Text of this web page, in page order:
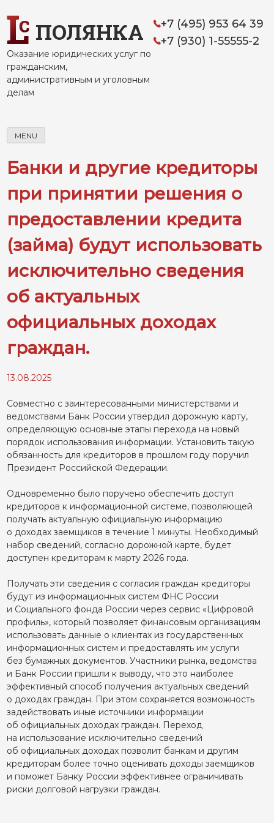
to
contentПОЛЯНКА
Оказание юридических услуг по
гражданским,
административным и уголовным
делам
+7 (495) 953 64 39
+7 (930) 1-55555-2
MENU
Банки и другие кредиторы
при принятии решения о
предоставлении кредита
(займа) будут использовать
исключительно сведения
об актуальных
официальных доходах
граждан.
13.08.2025
Совместно с заинтересованными министерствами и
ведомствами Банк России утвердил дорожную карту,
определяющую основные этапы перехода на новый
порядок использования информации. Установить такую
обязанность для кредиторов в прошлом году поручил
Президент Российской Федерации.
Одновременно было поручено обеспечить доступ
кредиторов к информационной системе, позволяющей
получать актуальную официальную информацию
о доходах заемщиков в течение 1 минуты. Необходимый
набор сведений, согласно дорожной карте, будет
доступен кредиторам к марту 2026 года.
Получать эти сведения с согласия граждан кредиторы
будут из информационных систем ФНС России
и Социального фонда России через сервис «Цифровой
профиль», который позволяет финансовым организациям
использовать данные о клиентах из государственных
информационных систем и предоставлять им услуги
без бумажных документов. Участники рынка, ведомства
и Банк России пришли к выводу, что это наиболее
эффективный способ получения актуальных сведений
о доходах граждан. При этом сохраняется возможность
задействовать иные источники информации
об официальных доходах граждан. Переход
на использование исключительно сведений
об официальных доходах позволит банкам и другим
кредиторам более точно оценивать доходы заемщиков
и поможет Банку России эффективнее ограничивать
риски долговой нагрузки граждан.